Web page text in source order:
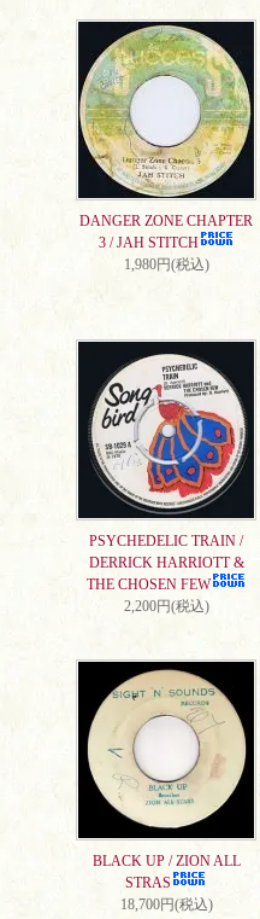
DANGER ZONE CHAPTER
3 / JAH STITCH
1,980円(税込)
PSYCHEDELIC TRAIN /
DERRICK HARRIOTT &
THE CHOSEN FEW
2,200円(税込)
BLACK UP / ZION ALL
STRAS
18,700円(税込)